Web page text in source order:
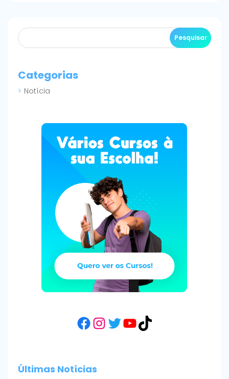
Categorias
Notícia
Facebook
Instagram
Twitter
YouTube
TikTok
Últimas Notícias